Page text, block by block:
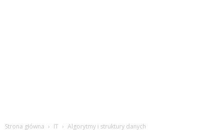
Strona główna IT Algorytmy i struktury danych